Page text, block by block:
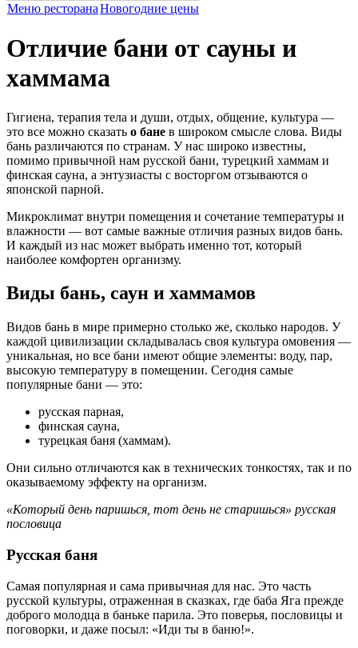
Меню ресторанаНовогодние цены
Отличие бани от сауны и
хаммама
Гигиена, терапия тела и души, отдых, общение, культура —
это все можно сказать о бане в широком смысле слова. Виды
бань различаются по странам. У нас широко известны,
помимо привычной нам русской бани, турецкий хаммам и
финская сауна, а энтузиасты с восторгом отзываются о
японской парной.
Микроклимат внутри помещения и сочетание температуры и
влажности — вот самые важные отличия разных видов бань.
И каждый из нас может выбрать именно тот, который
наиболее комфортен организму.
Виды бань, саун и хаммамов
Видов бань в мире примерно столько же, сколько народов. У
каждой цивилизации складывалась своя культура омовения —
уникальная, но все бани имеют общие элементы: воду, пар,
высокую температуру в помещении. Сегодня самые
популярные бани — это:
русская парная,
финская сауна,
турецкая баня (хаммам).
Они сильно отличаются как в технических тонкостях, так и по
оказываемому эффекту на организм.
«Который день паришься, тот день не старишься» русская
пословица
Русская баня
Самая популярная и сама привычная для нас. Это часть
русской культуры, отраженная в сказках, где баба Яга прежде
доброго молодца в баньке парила. Это поверья, пословицы и
поговорки, и даже посыл: «Иди ты в баню!».